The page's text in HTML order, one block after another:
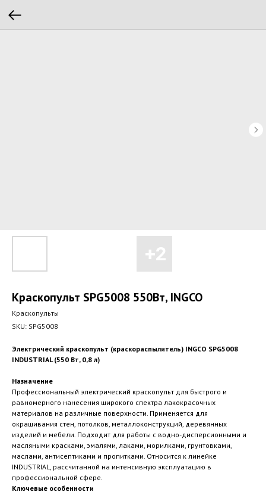
Краскопульт SPG5008 550Вт, INGCO
Краскопульты
SKU: SPG5008
Электрический краскопульт (краскораспылитель) INGCO SPG5008
INDUSTRIAL (550 Вт, 0,8 л)
Назначение
Профессиональный электрический краскопульт для быстрого и
равномерного нанесения широкого спектра лакокрасочных
материалов на различные поверхности. Применяется для
окрашивания стен, потолков, металлоконструкций, деревянных
изделий и мебели. Подходит для работы с водно-дисперсионными и
масляными красками, эмалями, лаками, морилками, грунтовками,
маслами, антисептиками и пропитками. Относится к линейке
INDUSTRIAL, рассчитанной на интенсивную эксплуатацию в
профессиональной сфере.
Ключевые особенности